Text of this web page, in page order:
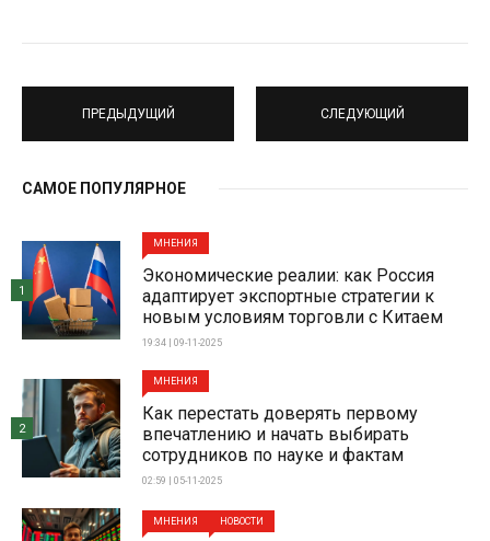
ПРЕДЫДУЩИЙ СЛЕДУЮЩИЙ
САМОЕ ПОПУЛЯРНОЕ
МНЕНИЯ
Экономические реалии: как Россия
адаптирует экспортные стратегии к
новым условиям торговли с Китаем
19:34 | 09-11-2025
1
МНЕНИЯ
Как перестать доверять первому
впечатлению и начать выбирать
сотрудников по науке и фактам
02:59 | 05-11-2025
2
МНЕНИЯ НОВОСТИ